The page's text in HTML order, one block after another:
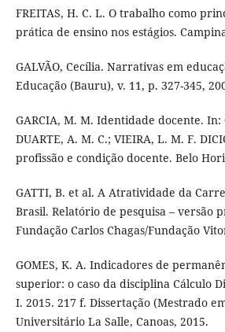
FREITAS, H. C. L. O trabalho como
prática de ensino nos estágios.
GALVÃO, Cecília. Narrativas em
Educação (Bauru), v. 11, p. 327-345,
GARCIA, M. M. Identidade docente. In:
DUARTE, A. M. C.; VIEIRA, L. M. F.
profissão e condição docente. Belo
GATTI, B. et al. A Atratividade da
Brasil. Relatório de pesquisa – versão
Fundação Carlos Chagas/Fundação
GOMES, K. A. Indicadores de
superior: o caso da disciplina Cálculo
I. 2015. 217 f. Dissertação (Mestrado
Universitário La Salle, Canoas, 2015.